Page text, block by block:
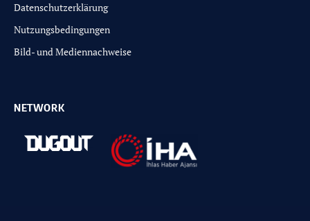
Datenschutzerklärung
Nutzungsbedingungen
Bild- und Mediennachweise
NETWORK